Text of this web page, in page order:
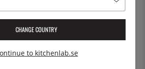
CHANGE COUNTRY
to kitchenlab.se